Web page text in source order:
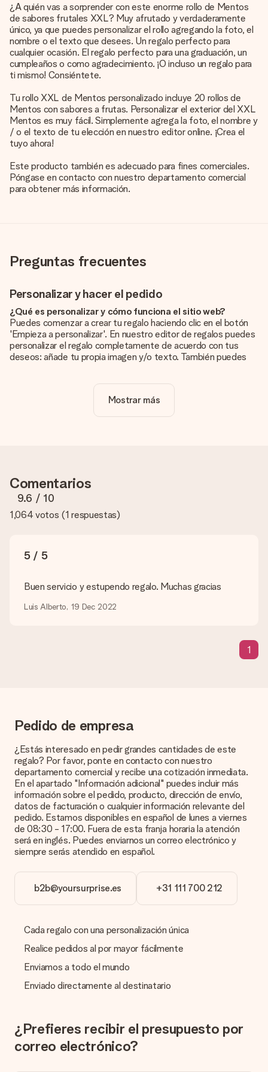
¿A quién vas a sorprender con este enorme rollo de Mentos
de sabores frutales XXL? Muy afrutado y verdaderamente
único, ya que puedes personalizar el rollo agregando la foto, el
nombre o el texto que desees. Un regalo perfecto para
cualquier ocasión. El regalo perfecto para una graduación, un
cumpleaños o como agradecimiento. ¡O incluso un regalo para
ti mismo! Consiéntete.
Tu rollo XXL de Mentos personalizado incluye 20 rollos de
Mentos con sabores a frutas. Personalizar el exterior del XXL
Mentos es muy fácil. Simplemente agrega la foto, el nombre y
/ o el texto de tu elección en nuestro editor online. ¡Crea el
tuyo ahora!
Este producto también es adecuado para fines comerciales.
Póngase en contacto con nuestro departamento comercial
para obtener más información.
Preguntas frecuentes
Personalizar y hacer el pedido
¿Qué es personalizar y cómo funciona el sitio web?
Puedes comenzar a crear tu regalo haciendo clic en el botón
'Empieza a personalizar'. En nuestro editor de regalos puedes
personalizar el regalo completamente de acuerdo con tus
deseos: añade tu propia imagen y/o texto. También puedes
¿La personalización está incluida en el precio?
El precio que se muestra en el sitio web incluye la
satisfecho con tu regalo. Por eso es importante utilizar fotos
de alta calidad. Si no estás seguro de la calidad de la imagen,
ponte en contacto con nuestro equipo de atención al cliente e
incluye la foto junto con el regalo que te interesa encargar.
¿Qué formatos puedo cargar?
Puedes carga archivos JPG y PNG en nuestro editor. ¿Es
diferente que te gustaría usar? Ponte en contacto con
nuestro servicio de atención al cliente. ¡Estaremos
encantados de ayudarte para que puedas crear el regalo que
¿Cómo agrego una tarjeta de regalo a mi obsequio? /
¿Qué es exactamente una tarjeta de regalo?
Al hacer clic en 'Tarjeta gratis' en la cesta de la compra,
puedes agregar la tarjeta gratuita a tu regalo. Puedes poner
un mensaje personal en esta tarjeta para que el destinatario
sepa exactamente a quién agradecer por esta hermosa
sorpresa.
¿Está envuelto mi regalo?
Actualmente, no tenemos (aún) un servicio de envoltura de
regalos para envolver tu presente. Los regalos se envían en
una caja decorada con motivos de fiesta. Así, tu obsequio
está listo para ser entregado o enviarse directamente al
Tiempo de entrega, opciones de entrega y
¿Puedo elegir una fecha de entrega?
Elegir la fecha exacta de entrega no es posible. Una vez
personalizado y completado tu pedido, recibirás una
confirmación con las fechas estimadas de entrega. Una vez
transportes la encargada de entregar el regalo.
obsequio?
El tiempo de entrega se puede encontrar en la página del
producto del regalo.
Mostrar más
Comentarios
9.6 / 10
1,064 votos (1 respuestas)
5 / 5
Buen servicio y estupendo regalo. Muchas gracias
Luis Alberto, 19 Dec 2022
1
Pedido de empresa
¿Estás interesado en pedir grandes cantidades de este
regalo? Por favor, ponte en contacto con nuestro
departamento comercial y recibe una cotización inmediata.
En el apartado "Información adicional" puedes incluir más
información sobre el pedido, producto, dirección de envío,
datos de facturación o cualquier información relevante del
pedido. Estamos disponibles en español de lunes a viernes
de 08:30 - 17:00. Fuera de esta franja horaria la atención
será en inglés. Puedes enviarnos un correo electrónico y
siempre serás atendido en español.
b2b@yoursurprise.es +31 111 700 212
Cada regalo con una personalización única
Realice pedidos al por mayor fácilmente
Enviamos a todo el mundo
Enviado directamente al destinatario
¿Prefieres recibir el presupuesto por
correo electrónico?